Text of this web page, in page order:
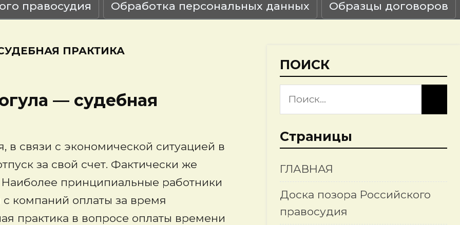
правосудия Обработка персональных данных Образцы договоров
ПРАКТИКА
— судебная
связи с экономической ситуацией в
за свой счет. Фактически же
принципиальные работники
компаний оплаты за время
практика в вопросе оплаты времени
ПОИСК
Страницы
ГЛАВНАЯ
Доска позора Российского
правосудия